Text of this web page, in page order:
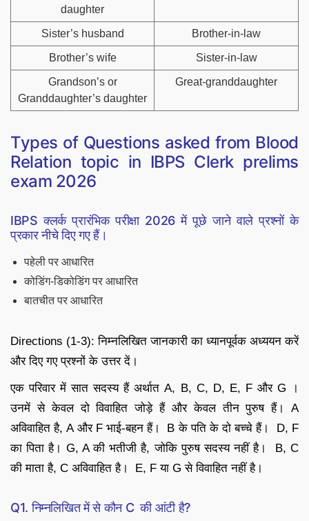
daughter
Sister’s husband Brother-in-law
Brother’s wife Sister-in-law
Grandson’s or
Granddaughter’s daughter
Great-granddaughter
Types of Questions asked from Blood
Relation topic in IBPS Clerk prelims
exam 2026
IBPS क्लर्क प्रारंभिक परीक्षा 2026 में पूछे जाने वाले प्रश्नों के
प्रकार नीचे दिए गए हैं।
पहेली पर आधारित
कोडिंग-डिकोडिंग पर आधारित
बातचीत पर आधारित
Directions (1-3): निम्नलिखित जानकारी का ध्यानपूर्वक अध्ययन करें
और दिए गए प्रश्नों के उत्तर दें।
एक परिवार में सात सदस्य हैं अर्थात A, B, C, D, E, F और G ।
उनमें से केवल दो विवाहित जोड़े हैं और केवल तीन पुरुष हैं। A
अविवाहित है, A और F भाई-बहन हैं। B के पति के दो बच्चे हैं। D, F
का पिता है। G, A की भतीजी है, जोकि पुरुष सदस्य नहीं है। B, C
की माता है, C अविवाहित है। E, F या G से विवाहित नहीं है।
Q1. निम्नलिखित में से कौन C की आंटी है?